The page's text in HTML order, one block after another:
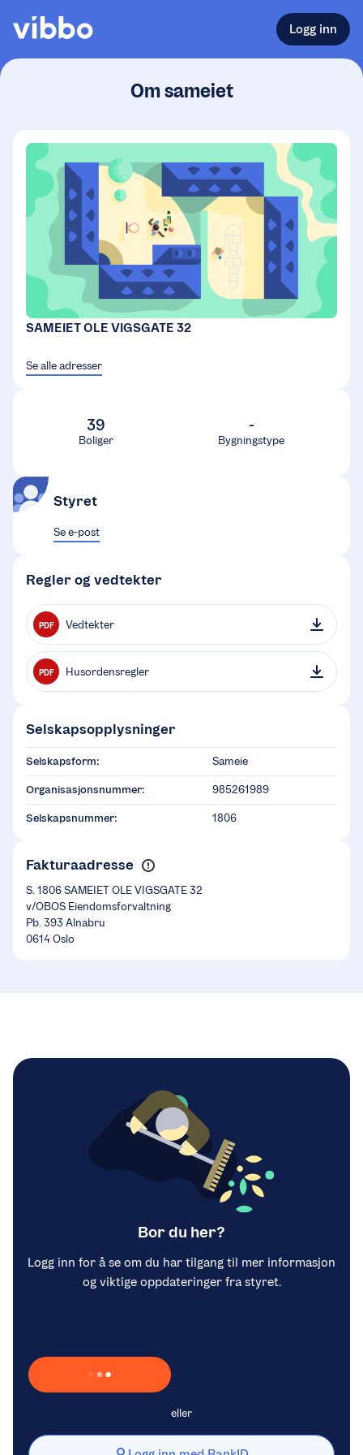
Logg inn
Om sameiet
SAMEIET OLE VIGSGATE 32
Se alle adresser
39
Boliger
-
Bygningstype
Styret
Se e-post
Regler og vedtekter
PDF Vedtekter
PDF Husordensregler
Selskapsopplysninger
Selskapsform: Sameie
Organisasjonsnummer: 985261989
Selskapsnummer: 1806
Fakturaadresse
S. 1806 SAMEIET OLE VIGSGATE 32
v/OBOS Eiendomsforvaltning
Pb. 393 Alnabru
0614 Oslo
Bor du her?
Logg inn for å se om du har tilgang til mer informasjon
og viktige oppdateringer fra styret.
Laster inn Vipps …
eller